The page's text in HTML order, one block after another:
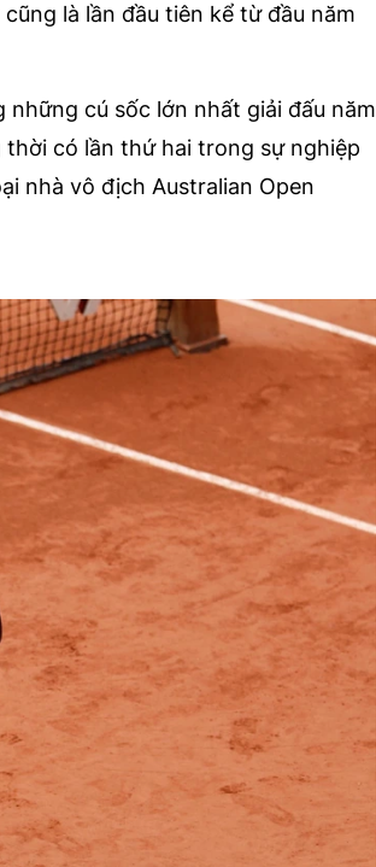
là lần đầu tiên kể từ đầu năm
cú sốc lớn nhất giải đấu năm
có lần thứ hai trong sự nghiệp
nhà vô địch Australian Open